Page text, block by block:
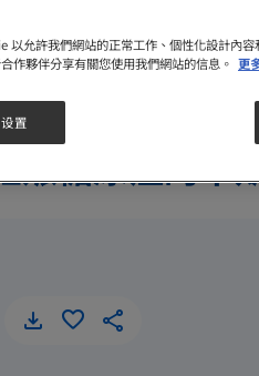
娠糖尿症的早
以允許我們網站的正常工作、個性化設計內
作夥伴分享有關您使用我們網站的信息。 更
置